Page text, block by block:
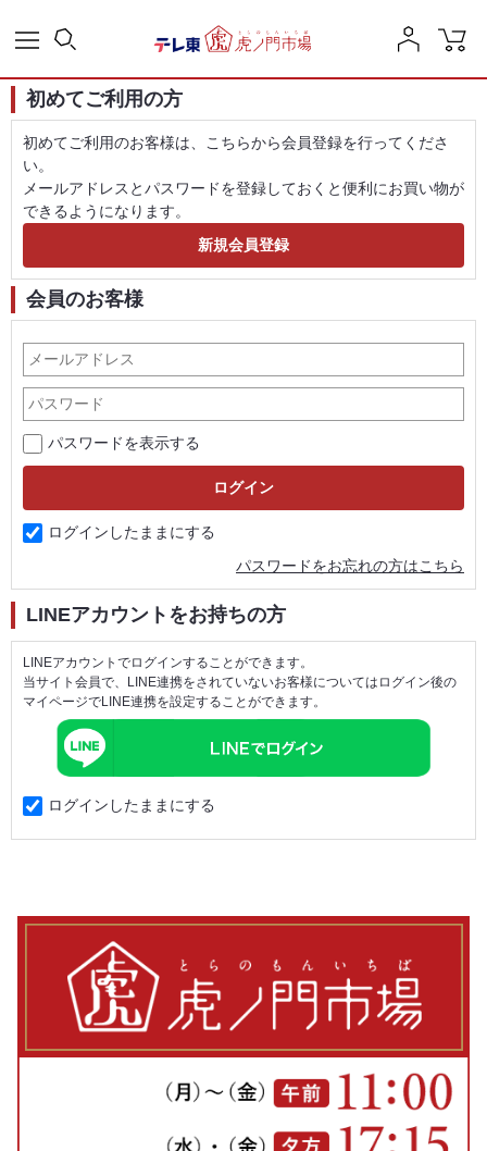
初めてご利用の方
初めてご利用のお客様は、こちらから会員登録を行ってくださ
い。
メールアドレスとパスワードを登録しておくと便利にお買い物が
できるようになります。
会員のお客様
パスワードを表示する
ログインしたままにする
パスワードをお忘れの方はこちら
LINEアカウントをお持ちの方
LINEアカウントでログインすることができます。
当サイト会員で、LINE連携をされていないお客様についてはログイン後の
マイページでLINE連携を設定することができます。
ログインしたままにする